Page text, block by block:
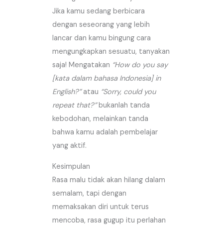
Jika kamu sedang berbicara
dengan seseorang yang lebih
lancar dan kamu bingung cara
mengungkapkan sesuatu, tanyakan
saja! Mengatakan “How do you say
[kata dalam bahasa Indonesia] in
English?”atau “Sorry, could you
repeat that?”bukanlah tanda
kebodohan, melainkan tanda
bahwa kamu adalah pembelajar
yang aktif.
Kesimpulan
Rasa malu tidak akan hilang dalam
semalam, tapi dengan
memaksakan diri untuk terus
mencoba, rasa gugup itu perlahan